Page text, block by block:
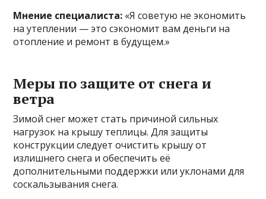
Мнение специалиста: «Я советую не экономить
на утеплении — это сэкономит вам деньги на
отопление и ремонт в будущем.»
Меры по защите от снега и
ветра
Зимой снег может стать причиной сильных
нагрузок на крышу теплицы. Для защиты
конструкции следует очистить крышу от
излишнего снега и обеспечить её
дополнительными поддержки или уклонами для
соскальзывания снега.